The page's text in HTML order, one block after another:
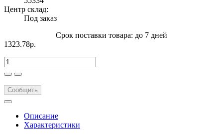
Центр склад:
Под заказ
Срок поставки товара: до 7 дней
1323.78р.
Сообщить
Описание
Характеристики